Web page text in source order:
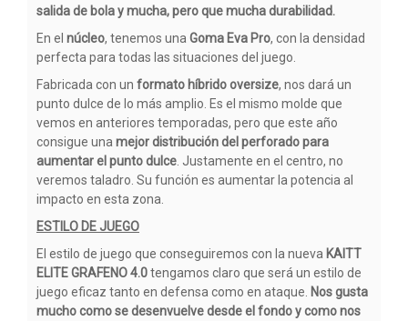
salida de bola y mucha, pero que mucha durabilidad.
En el núcleo, tenemos una Goma Eva Pro, con la densidad
perfecta para todas las situaciones del juego.
Fabricada con un formato híbrido oversize, nos dará un
punto dulce de lo más amplio. Es el mismo molde que
vemos en anteriores temporadas, pero que este año
consigue una mejor distribución del perforado para
aumentar el punto dulce . Justamente en el centro, no
veremos taladro. Su función es aumentar la potencia al
impacto en esta zona.
ESTILO DE JUEGO
El estilo de juego que conseguiremos con la nueva KAITT
ELITE GRAFENO 4.0tengamos claro que será un estilo de
juego eficaz tanto en defensa como en ataque. Nos gusta
mucho como se desenvuelve desde el fondo y como nos